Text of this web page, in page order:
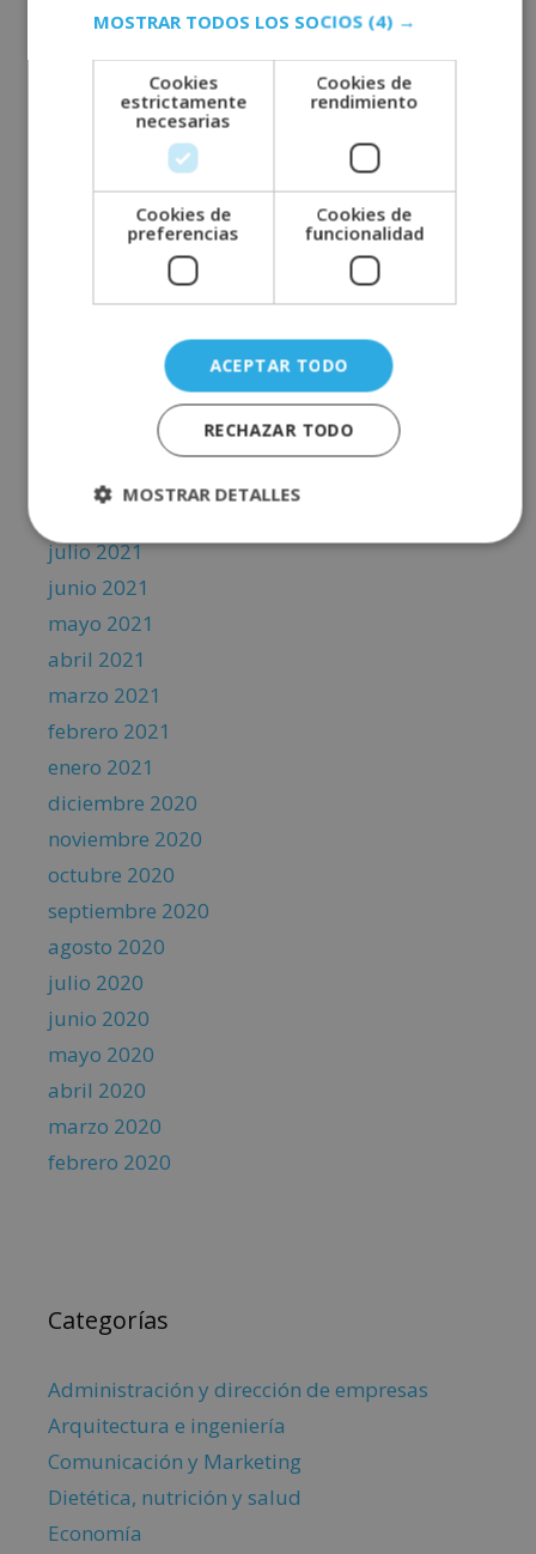
octubre 2022
agosto 2022
julio 2022
mayo 2022
abril 2022
febrero 2022
diciembre 2021
noviembre 2021
octubre 2021
septiembre 2021
julio 2021
junio 2021
mayo 2021
abril 2021
marzo 2021
febrero 2021
enero 2021
diciembre 2020
noviembre 2020
octubre 2020
septiembre 2020
agosto 2020
julio 2020
junio 2020
mayo 2020
abril 2020
marzo 2020
febrero 2020
Categorías
Administración y dirección de empresas
Arquitectura e ingeniería
Comunicación y Marketing
Dietética, nutrición y salud
Economía
MOSTRAR TODOS LOS SOCIOS (4) →
Cookies
estrictamente
necesarias
Cookies de
rendimiento
Cookies de
preferencias
Cookies de
funcionalidad
ACEPTAR TODO
RECHAZAR TODO
MOSTRAR DETALLES